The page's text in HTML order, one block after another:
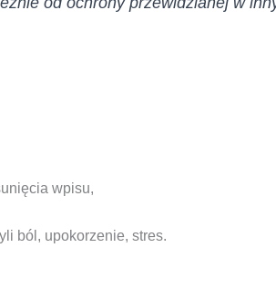
wpisu,
ból, upokorzenie, stres.